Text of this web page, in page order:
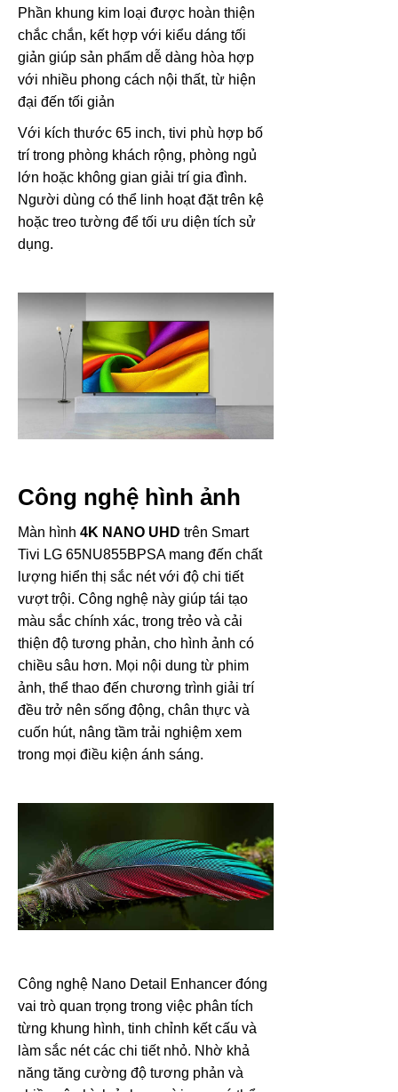
Phần khung kim loại được hoàn thiện
chắc chắn, kết hợp với kiểu dáng tối
giản giúp sản phẩm dễ dàng hòa hợp
với nhiều phong cách nội thất, từ hiện
đại đến tối giản
Với kích thước 65 inch, tivi phù hợp bố
trí trong phòng khách rộng, phòng ngủ
lớn hoặc không gian giải trí gia đình.
Người dùng có thể linh hoạt đặt trên kệ
hoặc treo tường để tối ưu diện tích sử
dụng.
Công nghệ hình ảnh
Màn hình 4K NANO UHD trên Smart
Tivi LG 65NU855BPSA mang đến chất
lượng hiển thị sắc nét với độ chi tiết
vượt trội. Công nghệ này giúp tái tạo
màu sắc chính xác, trong trẻo và cải
thiện độ tương phản, cho hình ảnh có
chiều sâu hơn. Mọi nội dung từ phim
ảnh, thể thao đến chương trình giải trí
đều trở nên sống động, chân thực và
cuốn hút, nâng tầm trải nghiệm xem
trong mọi điều kiện ánh sáng.
Công nghệ Nano Detail Enhancer đóng
vai trò quan trọng trong việc phân tích
từng khung hình, tinh chỉnh kết cấu và
làm sắc nét các chi tiết nhỏ. Nhờ khả
năng tăng cường độ tương phản và